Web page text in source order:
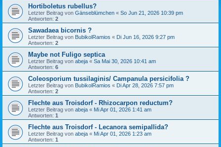
Hortiboletus rubellus?
Letzter Beitrag von Gänseblümchen « So Jun 21, 2026 10:39 pm
Antworten: 2
Sawadaea bicornis ?
Letzter Beitrag von BubikolRamios « Di Jun 16, 2026 9:27 pm
Antworten: 2
Maybe not Fuligo septica
Letzter Beitrag von abeja « Sa Mai 30, 2026 10:41 am
Antworten: 6
Coleosporium tussilaginis/ Campanula persicifolia ?
Letzter Beitrag von BubikolRamios « Di Apr 28, 2026 7:57 pm
Antworten: 2
Flechte aus Troisdorf - Rhizocarpon reductum?
Letzter Beitrag von abeja « Mi Apr 01, 2026 1:41 am
Antworten: 1
Flechte aus Troisdorf - Lecanora semipallida?
Letzter Beitrag von abeja « Mi Apr 01, 2026 1:23 am
Antworten: 1